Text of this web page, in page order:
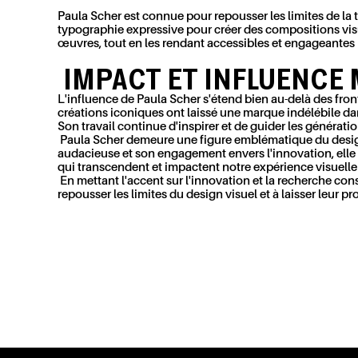
Paula Scher est connue pour repousser les limites de
typographie expressive pour créer des compositions
œuvres, tout en les rendant accessibles et
IMPACT ET INFLUENCE
L'influence de Paula Scher s'étend bien au-delà des
créations iconiques ont laissé une marque indélébile
Son travail continue d'inspirer et de guider les
Paula Scher demeure une figure emblématique du
audacieuse et son engagement envers l'innovation,
qui transcendent et impactent notre expérience
En mettant l'accent sur l'innovation et la recherche
repousser les limites du design visuel et à laisser leur